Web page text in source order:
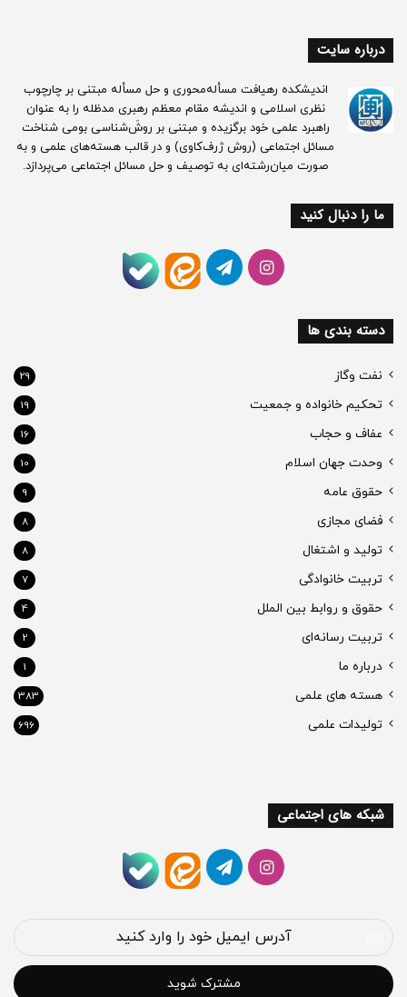
درباره سایت
اندیشکده رهیافت مسأله‌محوری و حل مسأله مبتنی بر چارچوب
نظری اسلامی و اندیشه مقام معظم رهبری مدظله را به عنوان
راهبرد علمی خود برگزیده و مبتنی بر روش‌َ‌‌شناسی بومی شناخت
مسائل اجتماعی (روش ژرف‌کاوی) و در قالب هسته‌های علمی و به
صورت میان‌رشته‌ای به توصیف و حل مسائل اجتماعی می‌پردازد.
ما را دنبال کنید
اینستاگرام
تلگرام ایتا
دسته بندی ها
نفت وگاز 29
تحکیم خانواده و جمعیت 19
عفاف و حجاب 16
وحدت جهان اسلام 10
حقوق عامه 9
فضای مجازی 8
تولید و اشتغال 8
تربیت خانوادگی 7
حقوق و روابط بین الملل 4
تربیت رسانه‌ای 2
درباره ما 1
هسته های علمی 383
تولیدات علمی 696
شبکه های اجتماعی
اینستاگرام
تلگرام ایتا
خود
را